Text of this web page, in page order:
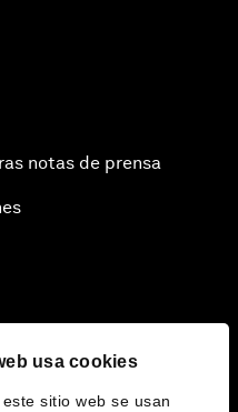
usa cookies
sitio web se usan
notas de prensa